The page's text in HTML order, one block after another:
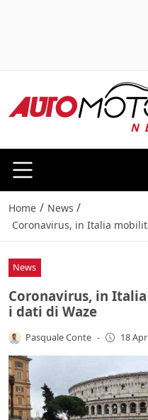
Home / News /
Coronavirus, in Italia
News
Coronavirus, in
i dati di Waze
Pasquale Conte - 18